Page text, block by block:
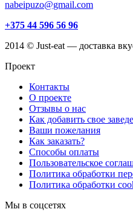
nabeipuzo@gmail.com
+375 44 596 56 96
2014 © Just-eat — доставка
Проект
Контакты
О проекте
Отзывы о нас
Как добавить свое
Ваши пожелания
Как заказать?
Способы оплаты
Пользовательское
Политика обработки
Политика обработки
Мы в соцсетях